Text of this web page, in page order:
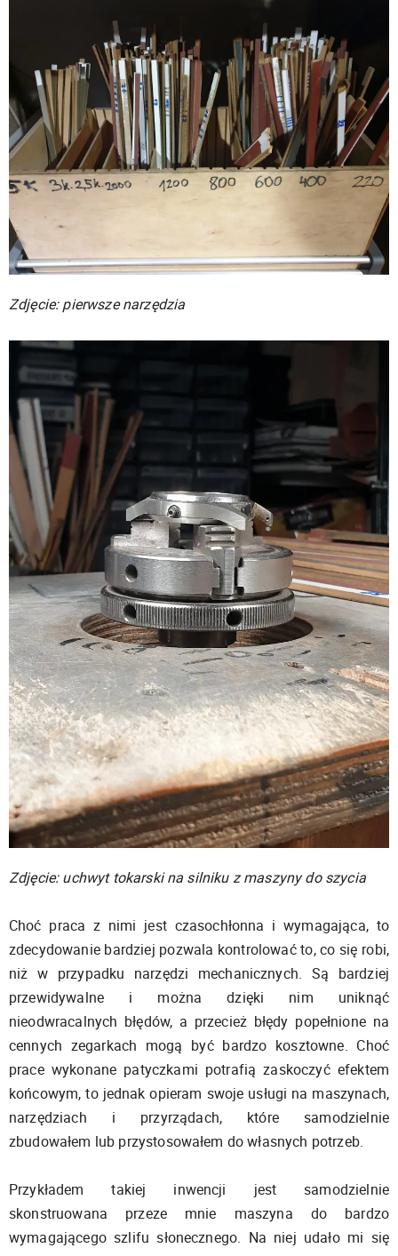
Zdjęcie: pierwsze narzędzia
Zdjęcie: uchwyt tokarski na silniku z maszyny do szycia
Choć praca z nimi jest czasochłonna i wymagająca, to
zdecydowanie bardziej pozwala kontrolować to, co się robi,
niż w przypadku narzędzi mechanicznych. Są bardziej
przewidywalne i można dzięki nim uniknąć
nieodwracalnych błędów, a przecież błędy popełnione na
cennych zegarkach mogą być bardzo kosztowne. Choć
prace wykonane patyczkami potrafią zaskoczyć efektem
końcowym, to jednak opieram swoje usługi na maszynach,
narzędziach i przyrządach, które samodzielnie
zbudowałem lub przystosowałem do własnych potrzeb.
Przykładem takiej inwencji jest samodzielnie
skonstruowana przeze mnie maszyna do bardzo
wymagającego szlifu słonecznego. Na niej udało mi się